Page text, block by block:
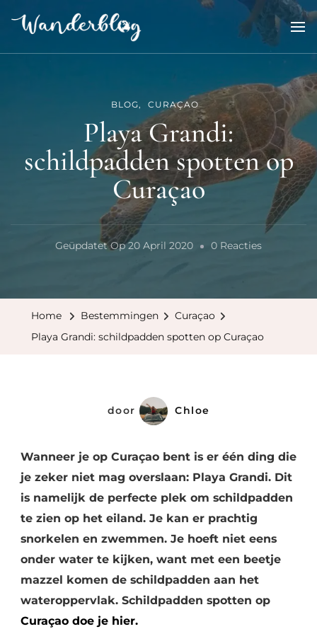
Wanderblog
reisverhalen en inspiratie
BLOG CURAÇAO
Playa Grandi:
schildpadden spotten op
Curaçao
Geüpdatet Op20 April 2020 0 ReactiesOp
Home Bestemmingen
Curaçao
Playa Grandi: schildpadden spotten op Curaçao
door Chloe
Wanneer je op Curaçao bent is er één ding die
je zeker niet mag overslaan: Playa Grandi. Dit
is namelijk de perfecte plek om schildpadden
te zien op het eiland. Je kan er prachtig
snorkelen en zwemmen. Je hoeft niet eens
onder water te kijken, want met een beetje
mazzel komen de schildpadden aan het
wateroppervlak. Schildpadden spotten op
Curaçao doe je hier.